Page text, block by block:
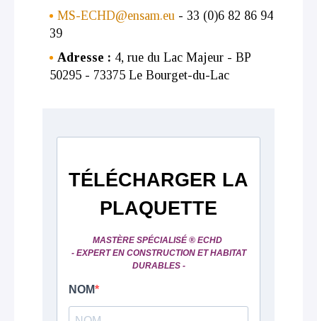
MS-ECHD@ensam.eu - 33 (0)6 82 86 94
39
Adresse : 4, rue du Lac Majeur - BP
50295 - 73375 Le Bourget-du-Lac